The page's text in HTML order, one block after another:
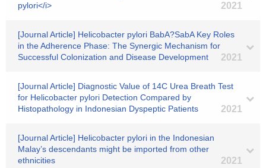
pylori</i>
2021
[Journal Article] Helicobacter pylori BabA?SabA Key Roles
in the Adherence Phase: The Synergic Mechanism for
Successful Colonization and Disease Development
2021
[Journal Article] Diagnostic Value of 14C Urea Breath Test
for Helicobacter pylori Detection Compared by
Histopathology in Indonesian Dyspeptic Patients
2021
[Journal Article] Helicobacter pylori in the Indonesian
Malay’s descendants might be imported from other
ethnicities
2021